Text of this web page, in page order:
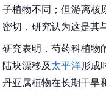
子植物不同；但游离核
密切，研究认为这是其
研究表明，芍药科植物
陆块漂移及 太平洋形成
丹亚属植物在长期干旱